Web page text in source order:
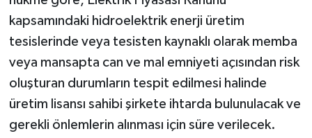
kapsamındaki hidroelektrik enerji üretim
tesislerinde veya tesisten kaynaklı olarak memba
veya mansapta can ve mal emniyeti açısından risk
oluşturan durumların tespit edilmesi halinde
üretim lisansı sahibi şirkete ihtarda bulunulacak ve
gerekli önlemlerin alınması için süre verilecek.